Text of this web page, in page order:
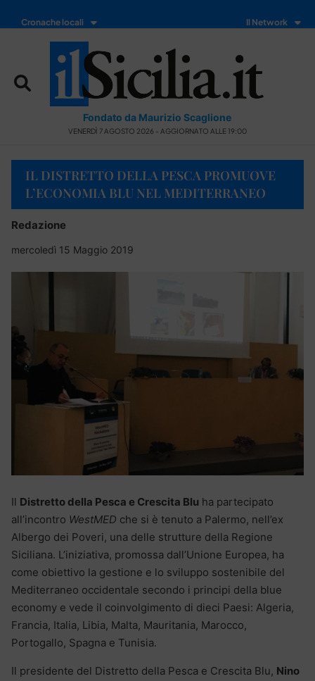
Cronache locali Il Network
Fondato da Maurizio Scaglione
VENERDÌ 7 AGOSTO 2026 - AGGIORNATO ALLE 19:00
IL DISTRETTO DELLA PESCA PROMUOVE
L’ECONOMIA BLU NEL MEDITERRANEO
Redazione
mercoledì 15 Maggio 2019
Il Distretto della Pesca e Crescita Blu ha partecipato
all’incontro WestMED che si è tenuto a Palermo, nell’ex
Albergo dei Poveri, una delle strutture della Regione
Siciliana. L’iniziativa, promossa dall’Unione Europea, ha
come obiettivo la gestione e lo sviluppo sostenibile del
Mediterraneo occidentale secondo i principi della blue
economy e vede il coinvolgimento di dieci Paesi: Algeria,
Francia, Italia, Libia, Malta, Mauritania, Marocco,
Portogallo, Spagna e Tunisia.
Il presidente del Distretto della Pesca e Crescita Blu, Nino